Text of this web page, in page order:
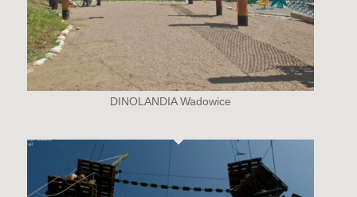
DINOLANDIA Wadowice